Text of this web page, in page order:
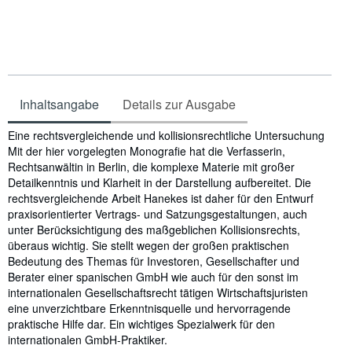
Inhaltsangabe Details zur Ausgabe
Inhaltsangabe
Eine rechtsvergleichende und kollisionsrechtliche Untersuchung
Mit der hier vorgelegten Monografie hat die Verfasserin,
Rechtsanwältin in Berlin, die komplexe Materie mit großer
Detailkenntnis und Klarheit in der Darstellung aufbereitet. Die
rechtsvergleichende Arbeit Hanekes ist daher für den Entwurf
praxisorientierter Vertrags- und Satzungsgestaltungen, auch
unter Berücksichtigung des maßgeblichen Kollisionsrechts,
überaus wichtig. Sie stellt wegen der großen praktischen
Bedeutung des Themas für Investoren, Gesellschafter und
Berater einer spanischen GmbH wie auch für den sonst im
internationalen Gesellschaftsrecht tätigen Wirtschaftsjuristen
eine unverzichtbare Erkenntnisquelle und hervorragende
praktische Hilfe dar. Ein wichtiges Spezialwerk für den
internationalen GmbH-Praktiker.